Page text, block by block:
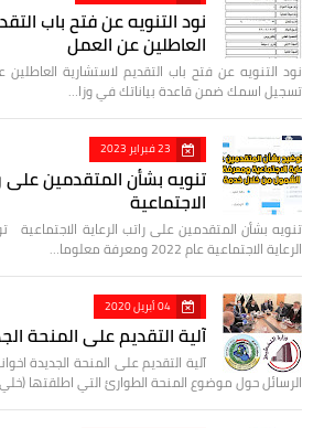
نود التنويه عن فتح باب
العاطلين عن العمل
نود التنويه عن فتح باب التقديم لاستشارية
تسجيل اسمك ضمن قاعدة بياناتك في وزا…
23 فبراير 2023
تنويه بشأن المتقدمين على
الاجتماعية
تنويه بشأن المتقدمين على راتب الرعاية
الرعاية الاجتماعية عام 2022 ومعرفة معلوما…
04 أبريل 2020
آلية التقديم على المنحة
آلية التقديم على المنحة الجديدة
الرسائل حول موضوع المنحة الطوارئ التي اطلقتها